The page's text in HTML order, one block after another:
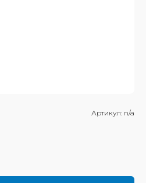
Артикул: n/a